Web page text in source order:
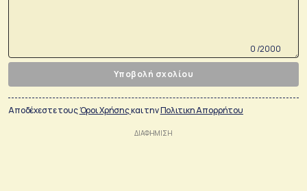
0 /2000
Υποβολή σχολίου
Αποδέχεστε τουςΌροι Χρήσηςκαι τηνΠολιτικη Απορρήτου